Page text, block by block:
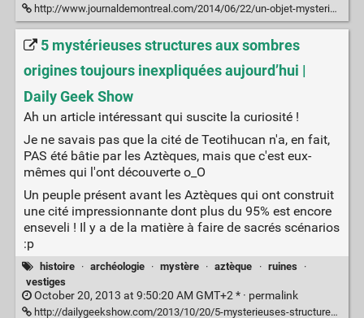
http://www.journaldemontreal.com/2014/06/22/un-objet-mysterieux-dans-un-lac-sur-la-lune-titan-de-saturne-intrigue-les-scientifiques
5 mystérieuses structures aux sombres
origines toujours inexpliquées aujourd’hui |
Daily Geek Show
Ah un article intéressant qui suscite la curiosité !
Je ne savais pas que la cité de Teotihucan n'a, en fait,
PAS été bâtie par les Aztèques, mais que c'est eux-
mêmes qui l'ont découverte o_O
Un peuple présent avant les Aztèques qui ont construit
une cité impressionnante dont plus du 95% est encore
enseveli ! Il y a de la matière à faire de sacrés scénarios
:p
histoire · archéologie · mystère · aztèque · ruines
·
vestiges
October 20, 2013 at 9:50:20 AM GMT+2 * · permalink
http://dailygeekshow.com/2013/10/20/5-mysterieuses-structures-aux-sombres-origines-toujours-inexpliquees-aujourdhui/